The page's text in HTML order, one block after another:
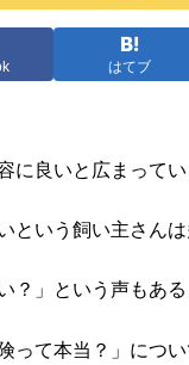
はてブ
に良いと広まってい
いう飼い主さんは
？」という声もある
って本当？」につい